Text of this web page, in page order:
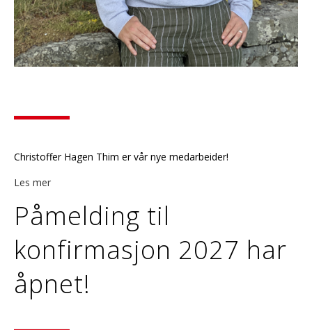
Christoffer Hagen Thim er vår nye medarbeider!
Les mer
Påmelding til
konfirmasjon 2027 har
åpnet!